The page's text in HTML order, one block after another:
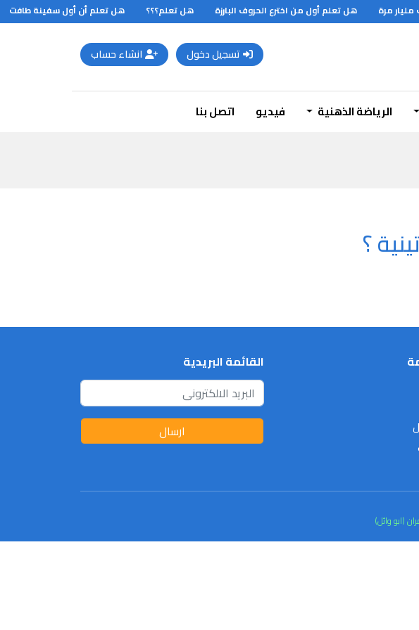
مرة هل تعلم أول من اخترع الحروف البارزة هل تعلم؟؟؟
هل تعلم أن أول سفينة طافت حول
تسجيل دخول انشاء حساب
الرياضة الذهنية فيديو اتصل بنا
؟
القائمة البريدية
ارسال
(ابو وائل)